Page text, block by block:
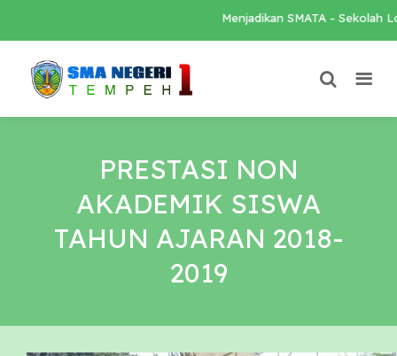
Menjadikan SMATA - Sekolah
PRESTASI NON
AKADEMIK SISWA
TAHUN AJARAN 2018-
2019